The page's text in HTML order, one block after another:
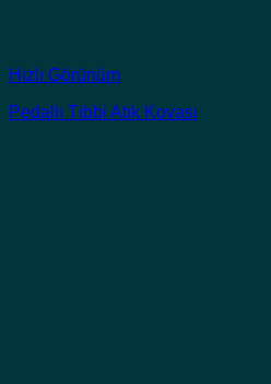
Hızlı Görünüm
Pedallı Tıbbi Atık Kovası